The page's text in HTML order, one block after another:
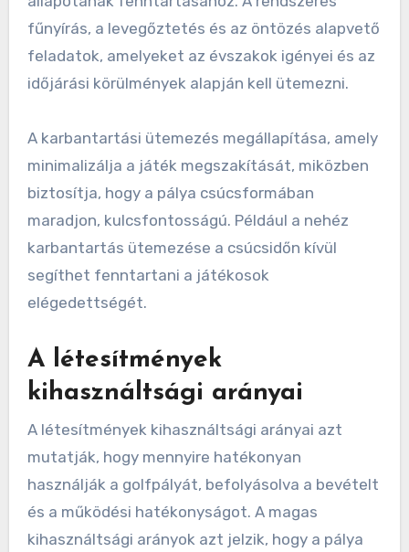
Karbantartási gyakorlatok
és ütemezés
elengedhetetlenek a golfpálya optimális
állapotának fenntartásához. A rendszeres
fűnyírás, a levegőztetés és az öntözés alapvető
feladatok, amelyeket az évszakok igényei és az
időjárási körülmények alapján kell ütemezni.
A karbantartási ütemezés megállapítása, amely
biztosítja, hogy a pálya csúcsformában
maradjon, kulcsfontosságú. Például a nehéz
karbantartás ütemezése a csúcsidőn kívül
segíthet fenntartani a játékosok
elégedettségét.
A létesítmények